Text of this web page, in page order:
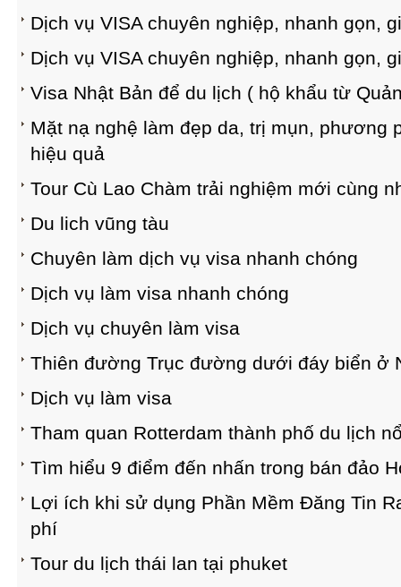
Dịch vụ VISA chuyên nghiệp, nhanh gọn,
Dịch vụ VISA chuyên nghiệp, nhanh gọn,
Visa Nhật Bản để du lịch ( hộ khẩu từ
Mặt nạ nghệ làm đẹp da, trị mụn, phương
hiệu quả
Tour Cù Lao Chàm trải nghiệm mới cùng
Du lich vũng tàu
Chuyên làm dịch vụ visa nhanh chóng
Dịch vụ làm visa nhanh chóng
Dịch vụ chuyên làm visa
Thiên đường Trục đường dưới đáy biển ở
Dịch vụ làm visa
Tham quan Rotterdam thành phố du lịch
Tìm hiểu 9 điểm đến nhấn trong bán đảo
Lợi ích khi sử dụng Phần Mềm Đăng Tin
phí
Tour du lịch thái lan tại phuket